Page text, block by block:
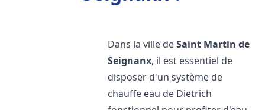
Dans la ville deSaint Martin de
Seignanx, il est essentiel de
disposer d'un système de
chauffe eau de Dietrich